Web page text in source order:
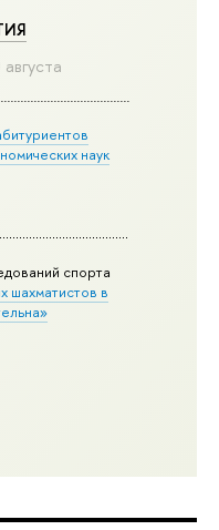
наук
спорта
шахматистов в